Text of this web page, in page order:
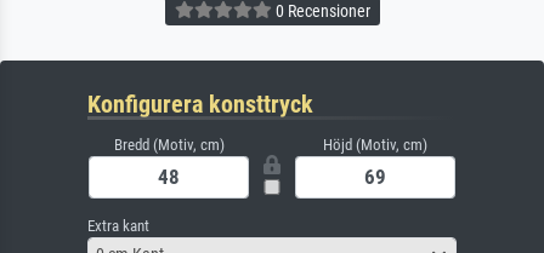
0 Recensioner
Konfigurera konsttryck
Bredd (Motiv, cm) Höjd (Motiv, cm)
Extra kant